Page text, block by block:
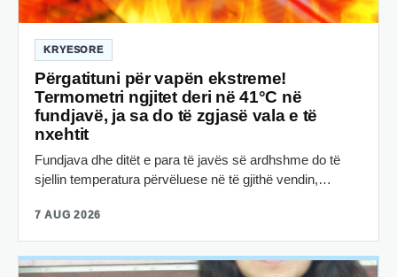
KRYESORE
Përgatituni për vapën ekstreme!
Termometri ngjitet deri në 41°C në
fundjavë, ja sa do të zgjasë vala e të
nxehtit
Fundjava dhe ditët e para të javës së ardhshme do të
sjellin temperatura përvëluese në të gjithë vendin,…
7 AUG 2026